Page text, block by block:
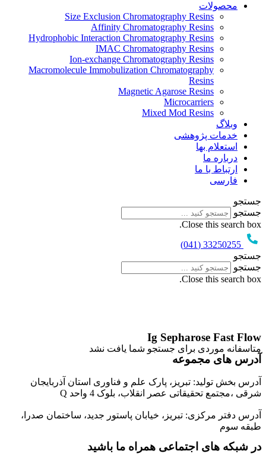
محصولات
Size Exclusion Chromatography Resins
Affinity Chromatography Resins
Hydrophobic Interaction Chromatography Resins
IMAC Chromatography Resins
Ion-exchange Chromatography Resins
Macromolecule Immobulization Chromatography
Resins
Magnetic Agarose Resins
Microcarriers
Mixed Mod Resins
وبلاگ
خدمات پژوهشی
استعلام بها
درباره ما
ارتباط با ما
فارسی
جستجو
جستجو
Close this search box.
33250255 (041)
جستجو
جستجو
Close this search box.
Ig Sepharose Fast Flow
متاسفانه موردی برای جستجو شما یافت نشد
آدرس های مجموعه
آدرس بخش تولید: تبریز، پارک علم و فناوری استان آذربایجان
شرقی ،مجتمع تحقیقاتی عصر انقلاب، بلوک 4 واحد Q
آدرس دفتر مرکزی: تبریز، خیابان پاستور جدید، ساختمان صدرا،
طبقه سوم
در شبکه های اجتماعی همراه ما باشید